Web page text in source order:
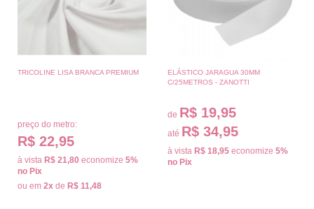
TRICOLINE LISA BRANCA PREMIUM
preço do metro:
R$ 22,95
à vista R$ 21,80 economize 5%
no Pix
ou em 2x de R$ 11,48
ELÁSTICO JARAGUA 30MM
C/25METROS - ZANOTTI
de R$ 19,95
até R$ 34,95
à vista R$ 18,95 economize 5%
no Pix